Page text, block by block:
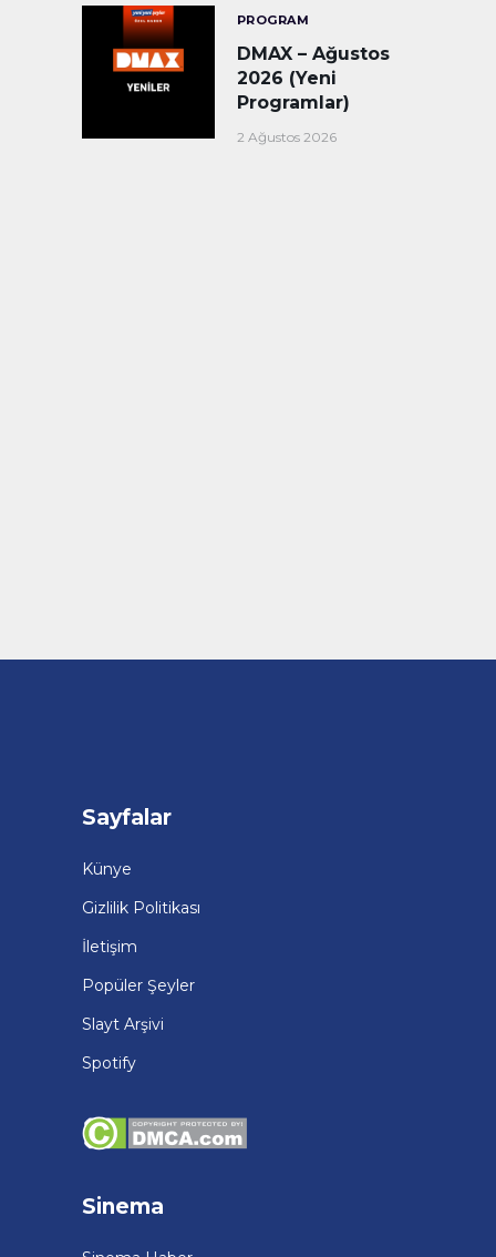
PROGRAM
DMAX – Ağustos
2026 (Yeni
Programlar)
2 Ağustos 2026
Sayfalar
Künye
Gizlilik Politikası
İletişim
Popüler Şeyler
Slayt Arşivi
Spotify
Sinema